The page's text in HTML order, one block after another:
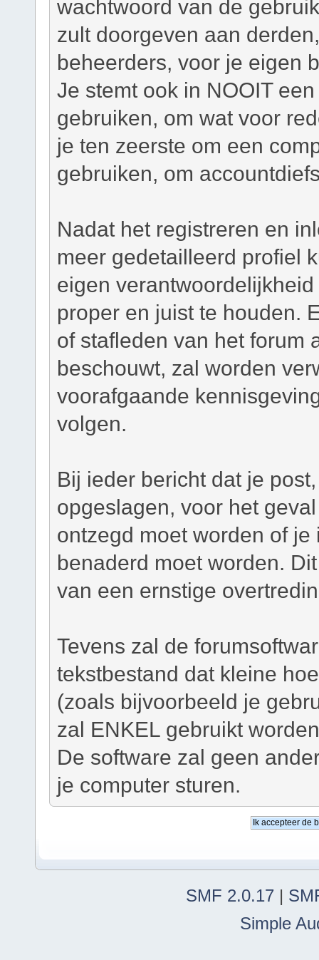
wachtwoord van de
zult doorgeven aan
beheerders, voor je eigen
Je stemt ook in NOOIT
gebruiken, om wat voor
je ten zeerste om een
gebruiken, om
Nadat het registreren en
meer gedetailleerd profiel
eigen
proper en juist te houden.
of stafleden van het forum
beschouwt, zal worden
voorafgaande
volgen.
Bij ieder bericht dat je
opgeslagen, voor het
ontzegd moet worden of
benaderd moet worden.
van een ernstige
Tevens zal de
tekstbestand dat kleine
(zoals bijvoorbeeld je
zal ENKEL gebruikt
De software zal geen
je computer sturen.
SMF 2.0.17 |
Simple